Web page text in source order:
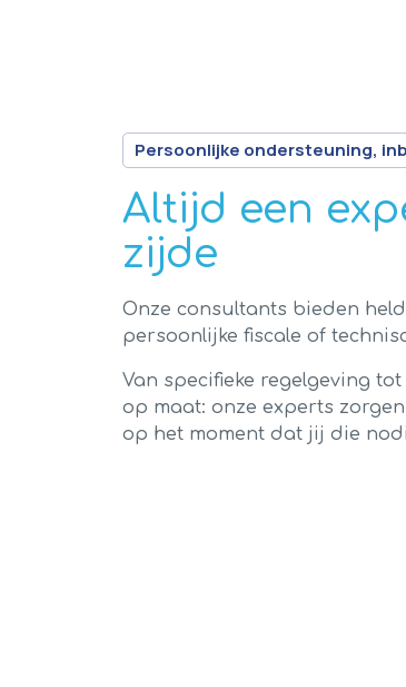
Persoonlijke ondersteuning,
Altijd een
zijde
Onze consultants bieden
persoonlijke fiscale of
Van specifieke regelgeving
op maat: onze experts
op het moment dat jij die